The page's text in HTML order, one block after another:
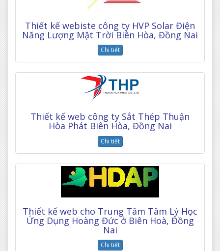
Thiết kế webiste công ty HVP Solar Điện
Năng Lượng Mặt Trời Biên Hòa, Đồng Nai
Chi tiết
Thiết kế web công ty Sắt Thép Thuận
Hòa Phát Biên Hòa, Đồng Nai
Chi tiết
Thiết kế web cho Trung Tâm Tâm Lý Học
Ứng Dụng Hoàng Đức ở Biên Hoà, Đồng
Nai
Chi tiết